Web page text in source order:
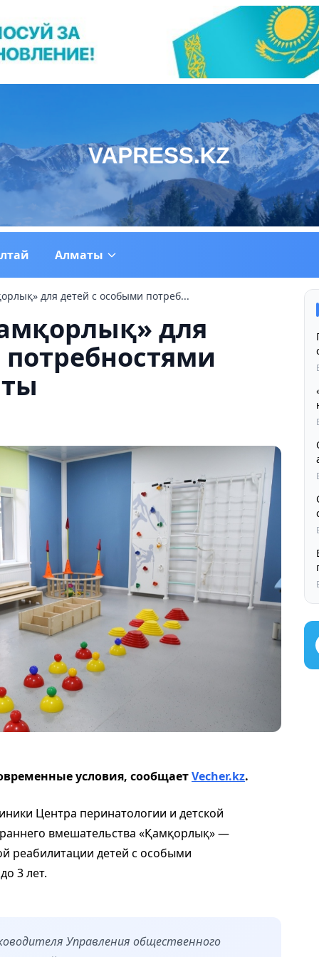
Алматы
для детей с особыми потреб...
для
условия, сообщаетVecher.kz.
Центра перинатологии и детской
вмешательства «Қамқорлық» —
реабилитации детей с особыми
3 лет.
Управления общественного